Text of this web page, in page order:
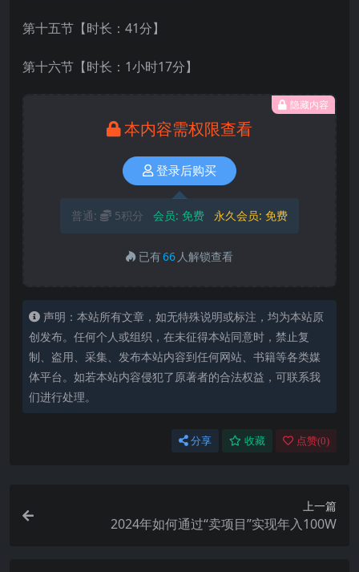
第十五节【时长：41分】
第十六节【时长：1小时17分】
隐藏内容
本内容需权限查看
登录后购买
普通: 5积分 会员: 免费 永久会员: 免费
已有66 人解锁查看
声明：本站所有文章，如无特殊说明或标注，均为本站原
创发布。任何个人或组织，在未征得本站同意时，禁止复
制、盗用、采集、发布本站内容到任何网站、书籍等各类媒
体平台。如若本站内容侵犯了原著者的合法权益，可联系我
们进行处理。
分享 收藏 点赞(0)
上一篇
2024年如何通过“卖项目”实现年入100W